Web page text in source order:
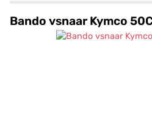
Bando vsnaar Kymco